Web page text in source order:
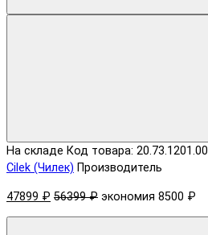
На складе Код товара: 20.73.1201.00
Cilek (Чилек) Производитель
47899 ₽ 56399 ₽ экономия 8500 ₽